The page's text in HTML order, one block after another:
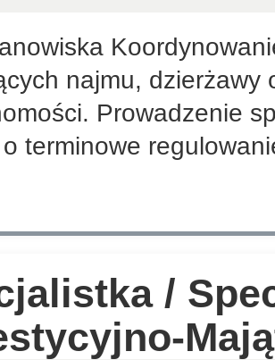
najmu, dzierżawy
Prowadzenie
terminowe
/